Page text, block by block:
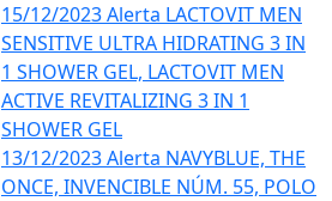
15/12/2023 Alerta LACTOVIT MEN
SENSITIVE ULTRA HIDRATING 3 IN
1 SHOWER GEL, LACTOVIT MEN
ACTIVE REVITALIZING 3 IN 1
SHOWER GEL
13/12/2023 Alerta NAVYBLUE, THE
ONCE, INVENCIBLE NÚM. 55, POLO